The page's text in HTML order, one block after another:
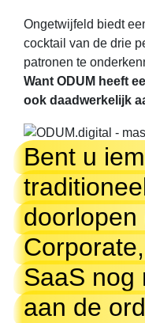
Ongetwijfeld biedt
cocktail van de drie
patronen te
Want ODUM heeft
ook daadwerkelijk
Bent u
doorlopen
SaaS nog
aan de